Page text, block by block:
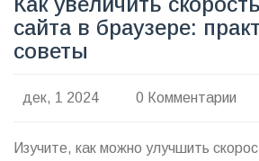
сайта в браузере:
советы
дек, 1 2024 0 Комментарии
Изучите, как можно улучшить